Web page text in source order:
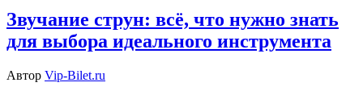
Звучание струн: всё, что нужно знать
для выбора идеального инструмента
Автор Vip-Bilet.ru